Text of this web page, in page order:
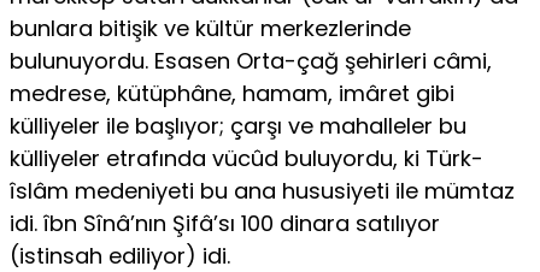
bunlara bitişik ve kültür merkezlerinde
bulunuyordu. Esasen Orta-çağ şehirleri câmi,
medrese, kü­tüphâne, hamam, imâret gibi
külliyeler ile başlıyor; çarşı ve mahalleler bu
külliyeler etrafında vücûd buluyordu, ki Türk-
îslâm medeniyeti bu ana hususiyeti ile mümtaz
idi. îbn Sînâ’nın Şifâ’sı 100 dinara satılıyor
(istinsah ediliyor) idi.